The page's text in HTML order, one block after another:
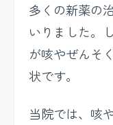
多くの新薬の
いりました。
が咳やぜんそ
状です。
当院では、咳